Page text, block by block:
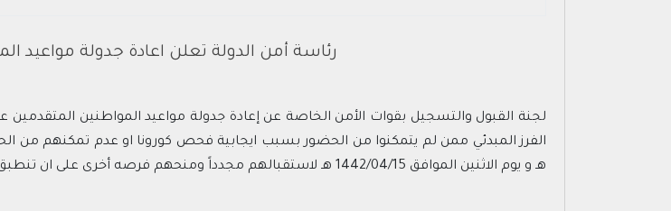
رئاسة أمن الدولة تعلن اعادة جدولة مواعيد
لجنة القبول والتسجيل بقوات الأمن الخاصة عن إعادة جدولة مواعيد المواطنين
هـ و يوم الاثنين الموافق 1442/04/15 هـ لاستقبالهم مجدداً ومنحهم فرصه أخرى على ان تنطبق عليهم الشروط التالية :